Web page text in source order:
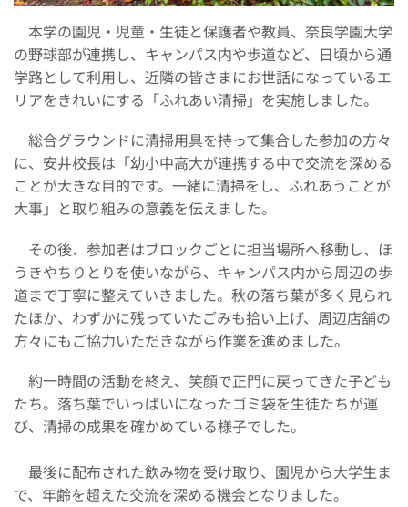
本学の園児・児童・生徒と保護者や教員、奈良学園大学
の野球部が連携し、キャンパス内や歩道など、日頃から通
学路として利用し、近隣の皆さまにお世話になっているエ
リアをきれいにする「ふれあい清掃」を実施しました。
総合グラウンドに清掃用具を持って集合した参加の方々
に、安井校長は「幼小中高大が連携する中で交流を深める
ことが大きな目的です。一緒に清掃をし、ふれあうことが
大事」と取り組みの意義を伝えました。
その後、参加者はブロックごとに担当場所へ移動し、ほ
うきやちりとりを使いながら、キャンパス内から周辺の歩
道まで丁寧に整えていきました。秋の落ち葉が多く見られ
たほか、わずかに残っていたごみも拾い上げ、周辺店舗の
方々にもご協力いただきながら作業を進めました。
約一時間の活動を終え、笑顔で正門に戻ってきた子ども
たち。落ち葉でいっぱいになったゴミ袋を生徒たちが運
び、清掃の成果を確かめている様子でした。
最後に配布された飲み物を受け取り、園児から大学生ま
で、年齢を超えた交流を深める機会となりました。